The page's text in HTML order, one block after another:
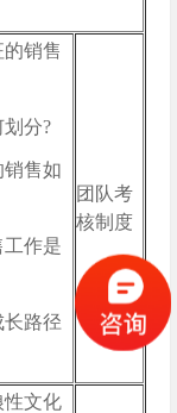
销售
分?
销售如
工作是
长路径
团队考
核制度
性文化